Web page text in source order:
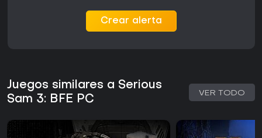
Crear alerta
Juegos similares a Serious
Sam 3: BFE PC
VER TODO